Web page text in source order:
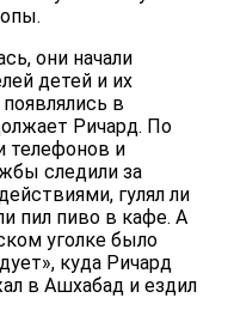
они начали
детей и их
в
Ричард. По
телефонов и
следили за
гулял ли
пил пиво в кафе. А
уголке было
куда Ричард
в Ашхабад и ездил